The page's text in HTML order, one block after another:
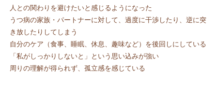
人との関わりを避けたいと感じるようになった
うつ病の家族・パートナーに対して、過度に干渉したり、逆に突
き放したりしてしまう
自分のケア（食事、睡眠、休息、趣味など）を後回しにしている
「私がしっかりしないと」という思い込みが強い
周りの理解が得られず、孤立感を感じている